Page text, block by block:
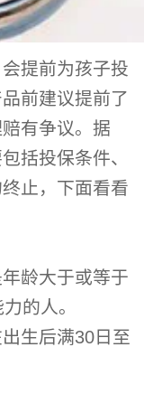
提前为孩子投
前建议提前了
有争议。据
括投保条件、
止，下面看看
龄大于或等于
的人。
生后满30日至